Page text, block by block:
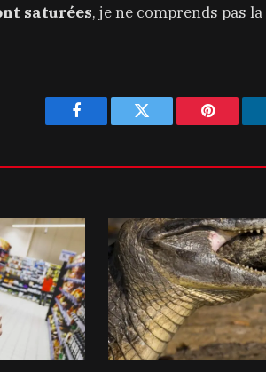
saturées, je ne comprends pas
Facebook Twitter Pinterest